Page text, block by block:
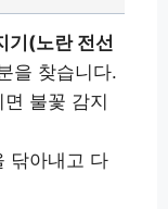
기(노란 전선
을 찾습니다.
불꽃 감지
닦아내고 다